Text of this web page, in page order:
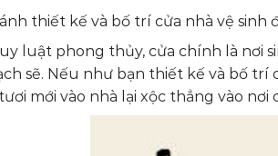
thiết kế và bố trí cửa nhà vệ sinh
luật phong thủy, cửa chính là nơi
sẽ. Nếu như bạn thiết kế và bố trí
mới vào nhà lại xộc thẳng vào